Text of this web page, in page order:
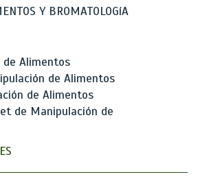
Y BROMATOLOGíA
de Alimentos
de Alimentos
de Alimentos
de Manipulación de